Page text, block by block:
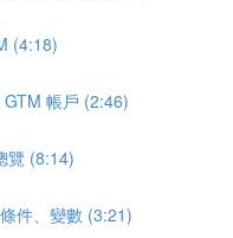
(4:18)
帳戶 (2:46)
覽 (8:14)
件、變數 (3:21)